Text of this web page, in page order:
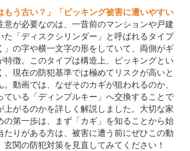
もう古い？」「ピッキング被害に遭いやすい
意が必要なのは、一昔前のマンションや戸建
た「ディスクシリンダー」と呼ばれるタイプ
」の字や横一文字の形をしていて、両側がギ
特徴。このタイプは構造上、ピッキングとい
、現在の防犯基準では極めてリスクが高いと
動画では、なぜそのカギが狙われるのか、
ている「ディンプルキー」へ交換することで
上がるのかを詳しく解説しました。大切な家
の第一歩は、まず「カギ」を知ることから始
たりがある方は、被害に遭う前にぜひこの動
関の防犯対策を見直してみてください！